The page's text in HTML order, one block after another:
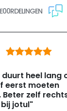
duurt heel lang
eerst moeten
Beter zelf
jotul"